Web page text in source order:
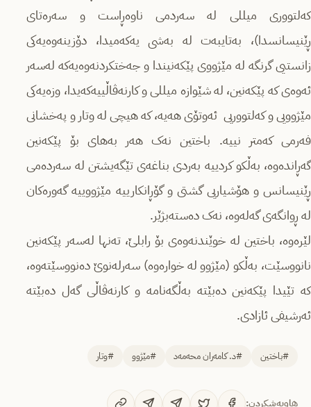
که‌لتووری میللی له‌ سه‌ردمی ناوه‌ڕاست و سه‌ره‌تای
ڕێنیسانسدا)، بەتایبەت لە بەشی یەکەمیدا، دۆزینەوەیەکی
زانستیی گرنگە لە مێژووی پێکەنیندا و جەختکردنەوەیەکە لەسەر
ئەوەی کە پێکەنین، لە شێوازە میللی و کارنەڤاڵییەکەیدا، وزەیەکی
مێژوویی و کەلتووریی ئەوتۆی هەیە، کە هیچی لە وتار و پەخشانی
فەرمی کەمتر نییە. باختین نەک هەر بەهای بۆ پێکەنین
گەڕاندەوە، بەڵکو کردییە بەردی بناغەی تێگەیشتن لە سەردەمی
ڕێنیسانس و هۆشیاریی گشتی و گۆڕانکارییە مێژووییە گەورەکان
لە ڕوانگەی گەلەوە، نەک دەستەبژێر.
لێرەوە، باختین لە خوێندنەوەی بۆ رابلێ، تەنها لەسەر پێکەنین
نانووسێت، بەڵکو (مێژوو لە خوارەوە) سەرلەنوێ دەنووسێتەوە،
کە تێیدا پێکەنین دەبێتە بەڵگەنامە و کارنەڤاڵی گەل دەبێتە
ئەرشیفی ئازادی.
#باختین #د. کامەران محەمەد #مێژوو #وتار
هاوبەشکردن: